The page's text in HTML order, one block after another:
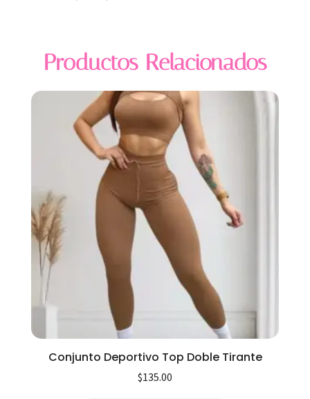
Productos Relacionados
Conjunto Deportivo Top Doble Tirante
$135.00